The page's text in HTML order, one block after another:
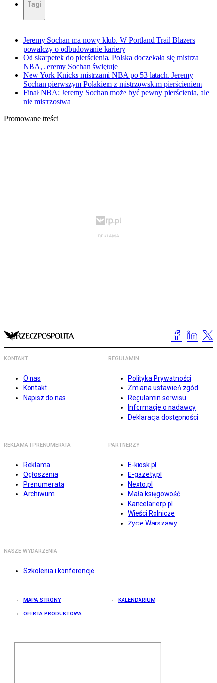
Tagi
Jeremy Sochan ma nowy klub. W Portland Trail Blazers
powalczy o odbudowanie kariery
Od skarpetek do pierścienia. Polska doczekała się mistrza
NBA, Jeremy Sochan świętuje
New York Knicks mistrzami NBA po 53 latach. Jeremy
Sochan pierwszym Polakiem z mistrzowskim pierścieniem
Finał NBA: Jeremy Sochan może być pewny pierścienia, ale
nie mistrzostwa
Promowane treści
KONTAKT
O nas
Kontakt
Napisz do nas
REGULAMIN
Polityka Prywatności
Zmiana ustawień zgód
Regulamin serwisu
Informacje o nadawcy
Deklaracja dostępności
REKLAMA I PRENUMERATA
Reklama
Ogłoszenia
Prenumerata
Archiwum
PARTNERZY
E-kiosk.pl
E-gazety.pl
Nexto.pl
Mała księgowość
Kancelarierp.pl
Wieści Rolnicze
Życie Warszawy
NASZE WYDARZENIA
Szkolenia i konferencje
MAPA STRONY KALENDARIUM
OFERTA PRODUKTOWA